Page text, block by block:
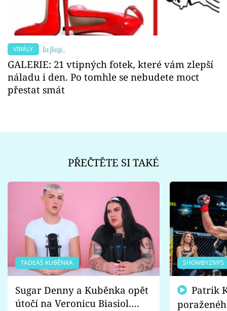
VIRÁLY
GALERIE: 21 vtipných fotek, které vám zlepší
náladu i den. Po tomhle se nebudete moct
přestat smát
PŘEČTĚTE SI TAKÉ
TADEÁŠ KUBĚNKA
Sugar Denny a Kuběnka opět
útočí na Veronicu Biasiol.
SHOWBYZNYS